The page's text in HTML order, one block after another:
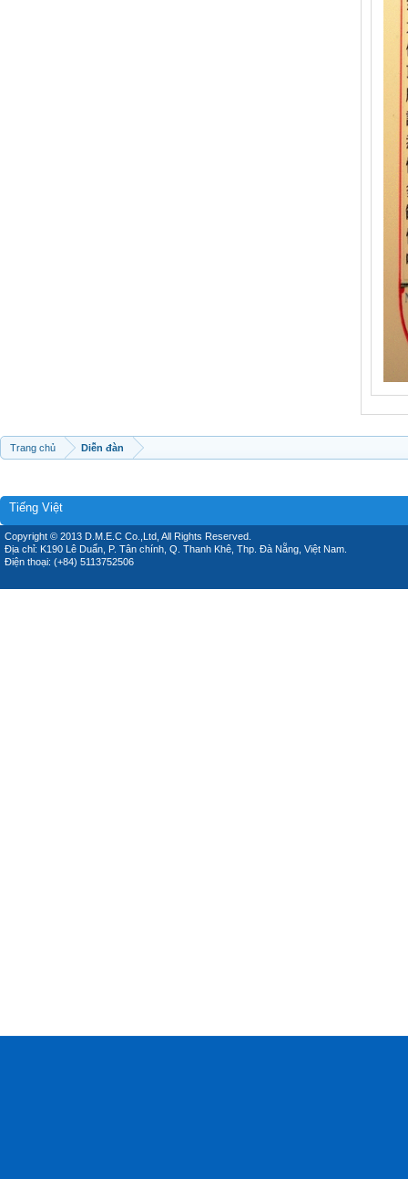
Trang chủ Diễn đàn
Tiếng Việt
Copyright © 2013 D.M.E.C Co.,Ltd, All Rights Reserved.
Địa chỉ: K190 Lê Duẩn, P. Tân chính, Q. Thanh Khê, Thp. Đà Nẵng, Việt Nam.
Điện thoại: (+84) 5113752506